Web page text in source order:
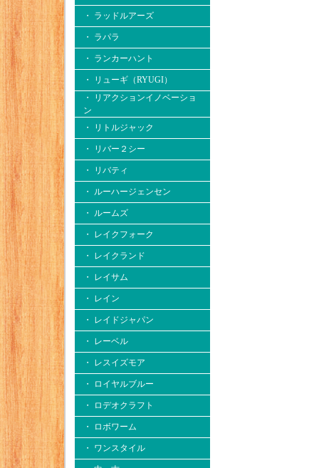
・ ラッドルアーズ
・ ラパラ
・ ランカーハント
・ リューギ（RYUGI）
・ リアクションイノベーショ
ン
・ リトルジャック
・ リバー２シー
・ リバティ
・ ルーハージェンセン
・ ルームズ
・ レイクフォーク
・ レイクランド
・ レイサム
・ レイン
・ レイドジャパン
・ レーベル
・ レスイズモア
・ ロイヤルブルー
・ ロデオクラフト
・ ロボワーム
・ ワンスタイル